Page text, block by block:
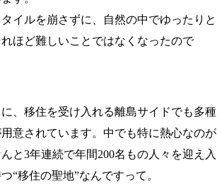
イルを崩さずに、自然の中でゆったりと
ほど難しいことではなくなったので
、移住を受け入れる離島サイドでも多種
意されています。中でも特に熱心なのが
と3年連続で年間200名もの人々を迎え入
“移住の聖地”なんですって。